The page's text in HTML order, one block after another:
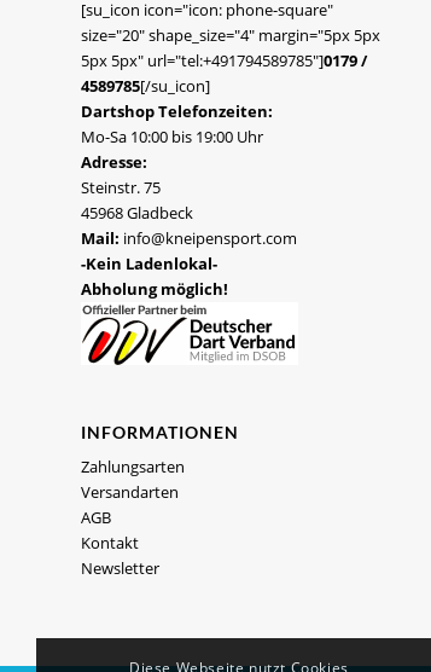
[su_icon icon="icon: phone-square"
size="20" shape_size="4" margin="5px 5px
5px 5px" url="tel:+491794589785"]0179 /
4589785[/su_icon]
Dartshop Telefonzeiten:
Mo-Sa 10:00 bis 19:00 Uhr
Adresse:
Steinstr. 75
45968 Gladbeck
Mail: info@kneipensport.com
-Kein Ladenlokal-
Abholung möglich!
INFORMATIONEN
Zahlungsarten
Versandarten
AGB
Kontakt
Newsletter